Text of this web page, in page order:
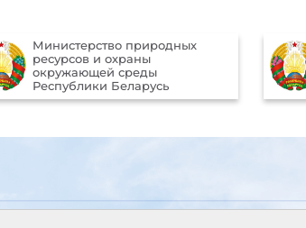
Официальный Интернет-
портал Президента
Республики Беларусь